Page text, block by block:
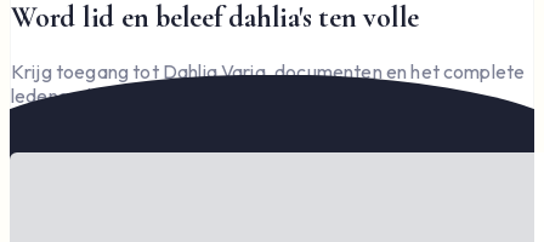
Word lid en beleef dahlia's ten volle
Krijg toegang tot Dahlia Varia, documenten en het complete
ledengedeelte — en steun de vereniging.